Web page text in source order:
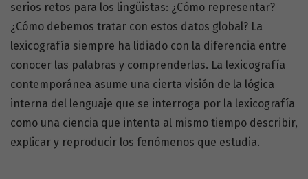
serios retos para los lingüistas: ¿Cómo representar?
¿Cómo debemos tratar con estos datos global? La
lexicografía siempre ha lidiado con la diferencia entre
conocer las palabras y comprenderlas. La lexicografía
contemporánea asume una cierta visión de la lógica
interna del lenguaje que se interroga por la lexicografía
como una ciencia que intenta al mismo tiempo describir,
explicar y reproducir los fenómenos que estudia.